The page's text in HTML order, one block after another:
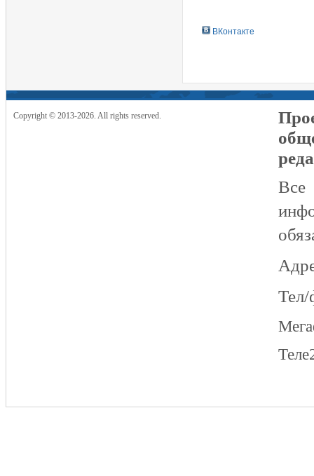
ВКонтакте
Copyright © 2013-2026. All rights reserved.